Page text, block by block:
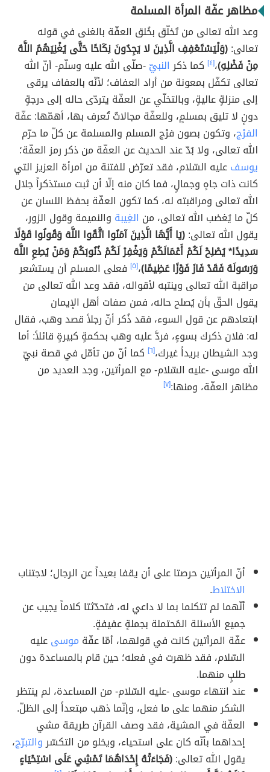
مظاهر عفّة المرأة المسلمة
وعد الله تعالى من تَخلّق بخُلق العفّة بالغنى في قوله
تعالى:(وَلْيَسْتَعْفِفِ الَّذِينَ لا يَجِدُونَ نِكَاحًا حَتَّى يُغْنِيَهُمُ اللَّهُ
مِنْ فَضْلِهِ)،[٤] كما ذكرالنبيّ-صلّى الله عليه وسلّم- أنّ الله
تعالى تكفّل بمعونة من أراد العفاف؛ لأنّه بالعفاف يرقى
إلى منزلةٍ عاليةٍ، وبالتخلّي عن العفّة يتردّى حاله إلى درجةٍ
دونٍ لا تليق بمسلمٍ، وللعفّة مجالاتٌ تُعرف بها، أهمّها: عفّة
الفرْج، وتكون بصون فرْج المسلم والمسلمة عن كلّ ما حرّم
الله تعالى، ولا بُدّ عند الحديث عن العفّة من ذكر رمز العفّة؛
يوسفعليه السّلام، فقد تعرّض للفتنة من امرأة العزيز التي
كانت ذات جاهٍ وجمالٍ، فما كان منه إلّا أن ثبت مستذكراً جلال
الله تعالى ومراقبته له، كما تكون العفّة بحفظ اللسان عن
كلّ ما يُغضب الله تعالى، من الغِيبة والنميمة وقول الزور،
يقول الله تعالى:(يَا أَيُّهَا الَّذِينَ آمَنُوا اتَّقُوا اللَّهَ وَقُولُوا قَوْلًا
سَدِيدًا* يُصْلِحْ لَكُمْ أَعْمَالَكُمْ وَيَغْفِرْ لَكُمْ ذُنُوبَكُمْ وَمَنْ يُطِعِ اللَّهَ
وَرَسُولَهُ فَقَدْ فَازَ فَوْزًا عَظِيمًا)،[٥]
فعلى المسلم أن يستشعر
مراقبة الله تعالى وينتبه لأقواله، فقد وعد الله تعالى من
يقول الحقّ بأن يُصلح حاله، فمن صفات أهل الإيمان
ابتعادهم عن قول السوء، فقد ذُكر أنّ رجلاً قصد وهب، فقال
له: فلان ذكرك بسوءٍ، فردَّ عليه وهب بحكمةٍ كبيرةٍ قائلاً: أما
وجد الشيطان بريداً غيرك،[٦]
كما أنّ من تأمّل في قصة نبيّ
الله موسى -عليه السّلام- مع المرأتين، وجد العديد من
مظاهر العفّة، ومنها:[٧]
أنّ المرأتين حرصتا على أن يقفا بعيداً عن الرجال؛ لاجتناب
الاختلاط.
أنّهما لم تتكلما بما لا داعي له، فتحدّثتا كلاماً يجيب عن
جميع الأسئلة المُحتملة بجملةٍ عفيفةٍ.
عفّة المرأتين كانت في قولهما، أمّا عفّة موسىعليه
السّلام، فقد ظهرت في فعله؛ حين قام بالمساعدة دون
طلبٍ منهما.
عند انتهاء موسى -عليه السّلام- من المساعدة، لم ينتظر
الشكر منهما على ما فعل، وإنّما ذهب مبتعداً إلى الظلّ.
العفّة في المشية، فقد وصف القرآن طريقة مشي
إحداهما بأنّه كان على استحياء، ويخلو من التكسّروالتبرّج،
يقول الله تعالى:(فَجَاءَتْهُ إِحْدَاهُمَا تَمْشِي عَلَى اسْتِحْيَاءٍ